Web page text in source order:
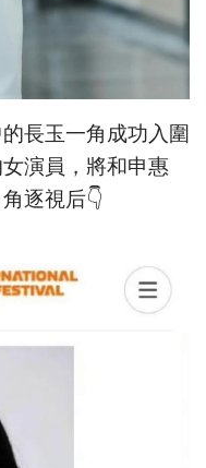
長玉一角成功入圍
演員，將和申惠
逐視后👇